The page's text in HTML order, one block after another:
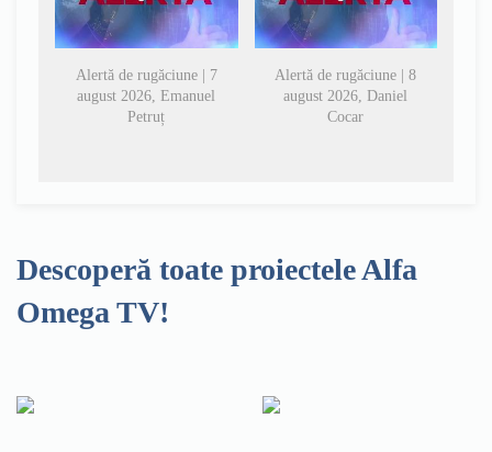
Alertă de rugăciune | 7
august 2026, Emanuel
Petruț
Alertă de rugăciune | 8
august 2026, Daniel
Cocar
Descoperă toate proiectele Alfa
Omega TV!